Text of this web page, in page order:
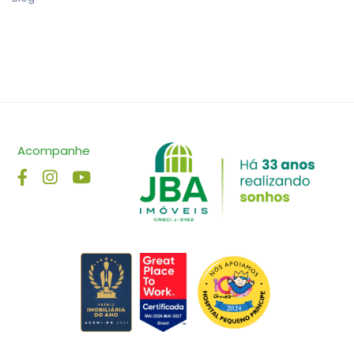
Acompanhe